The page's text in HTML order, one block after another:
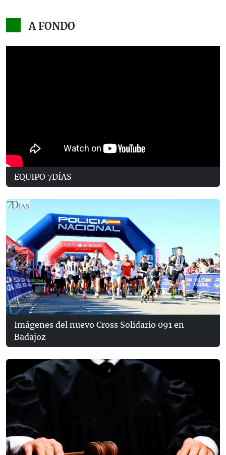
A FONDO
EQUIPO 7DÍAS
Imágenes del nuevo Cross Solidario 091 en
Badajoz